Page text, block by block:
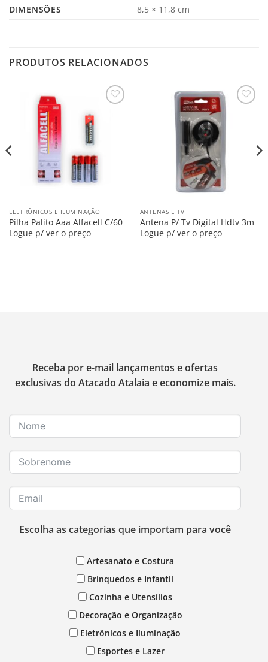
DIMENSÕES
8,5 × 11,8 cm
PRODUTOS RELACIONADOS
ELETRÔNICOS E ILUMINAÇÃO
Pilha Palito Aaa Alfacell C/60
Logue p/ ver o preço
ANTENAS E TV
Antena P/ Tv Digital Hdtv 3m
Logue p/ ver o preço
Receba por e-mail lançamentos e ofertas
exclusivas do Atacado Atalaia e economize mais.
Escolha as categorias que importam para você
Artesanato e Costura
Brinquedos e Infantil
Cozinha e Utensílios
Decoração e Organização
Eletrônicos e Iluminação
Esportes e Lazer